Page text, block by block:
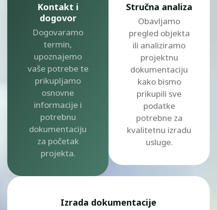
Kontakt i
dogovor
Dogovaramo
termin,
upoznajemo
vaše potrebe te
prikupljamo
osnovne
informacije i
potrebnu
dokumentaciju
za početak
projekta.
Stručna analiza
Obavljamo
pregled objekta
ili analiziramo
projektnu
dokumentaciju
kako bismo
prikupili sve
podatke
potrebne za
kvalitetnu izradu
usluge.
Izrada dokumentacije